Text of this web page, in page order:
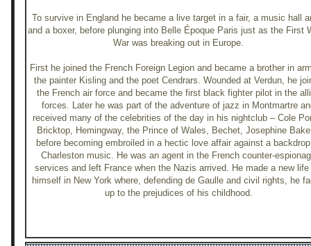
To survive in England he became a live target in a fair, a music hall
and a boxer, before plunging into Belle Époque Paris just as the First
War was breaking out in Europe.
First he joined the French Foreign Legion and became a brother in
the painter Kisling and the poet Cendrars. Wounded at Verdun, he
the French air force and became the first black fighter pilot in the
forces. Later he was part of the adventure of jazz in Montmartre
received many of the celebrities of the day in his nightclub – Cole
Bricktop, Hemingway, the Prince of Wales, Bechet, Josephine
before becoming embroiled in a hectic love affair against a
Charleston music. He was an agent in the French counter-
services and left France when the Nazis arrived. He made a new life
himself in New York where, defending de Gaulle and civil rights, he
up to the prejudices of his childhood.